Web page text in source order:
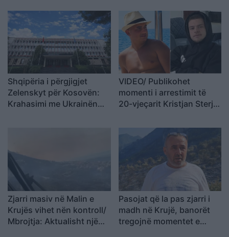
Shqipëria i përgjigjet
Zelenskyt për Kosovën:
Krahasimi me Ukrainën
VIDEO/ Publikohet
momenti i arrestimit të
20-vjeçarit Kristjan Sterjo,
Joan Zukos
Zjarri masiv në Malin e
Krujës vihet nën kontroll/
Mbrojtja: Aktualisht një
Pasojat që la pas zjarri i
madh në Krujë, banorët
tregojnë momentet e